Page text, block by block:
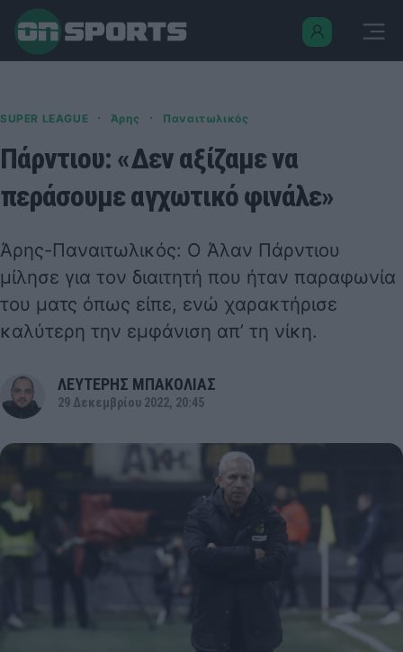
SUPER LEAGUE · Άρης · Παναιτωλικός
Πάρντιου: «Δεν αξίζαμε να
περάσουμε αγχωτικό φινάλε»
Άρης-Παναιτωλικός: Ο Άλαν Πάρντιου
μίλησε για τον διαιτητή που ήταν παραφωνία
του ματς όπως είπε, ενώ χαρακτήρισε
καλύτερη την εμφάνιση απ’ τη νίκη.
ΛΕΥΤΕΡΗΣ ΜΠΑΚΟΛΙΑΣ
29 Δεκεμβρίου 2022, 20:45